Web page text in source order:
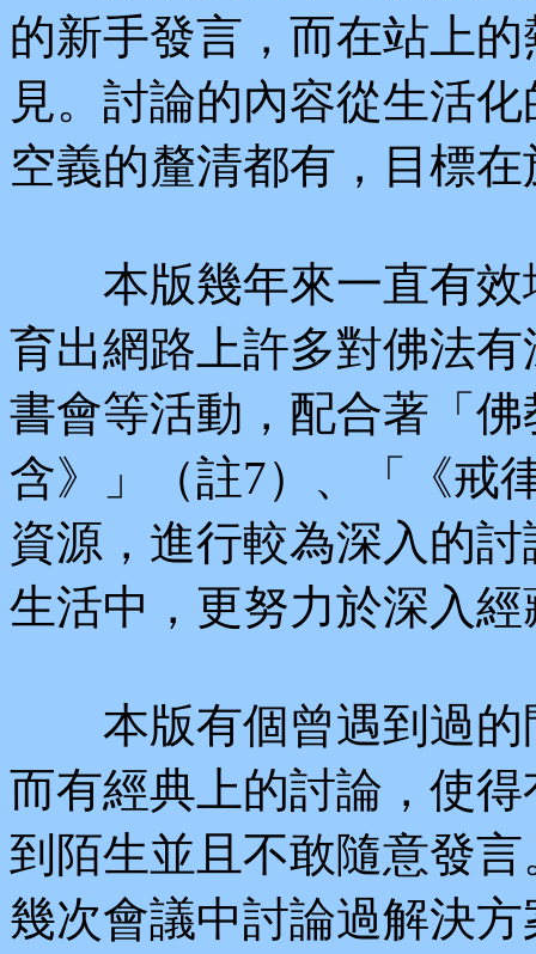
的新手發言，而在站上
見。討論的內容從生活
空義的釐清都有，目標
本版幾年來一直有效
育出網路上許多對佛法
書會等活動，配合著「
含》」（註7）、「《戒
資源，進行較為深入的
生活中，更努力於深入
本版有個曾遇到過的
而有經典上的討論，使
到陌生並且不敢隨意發
幾次會議中討論過解決